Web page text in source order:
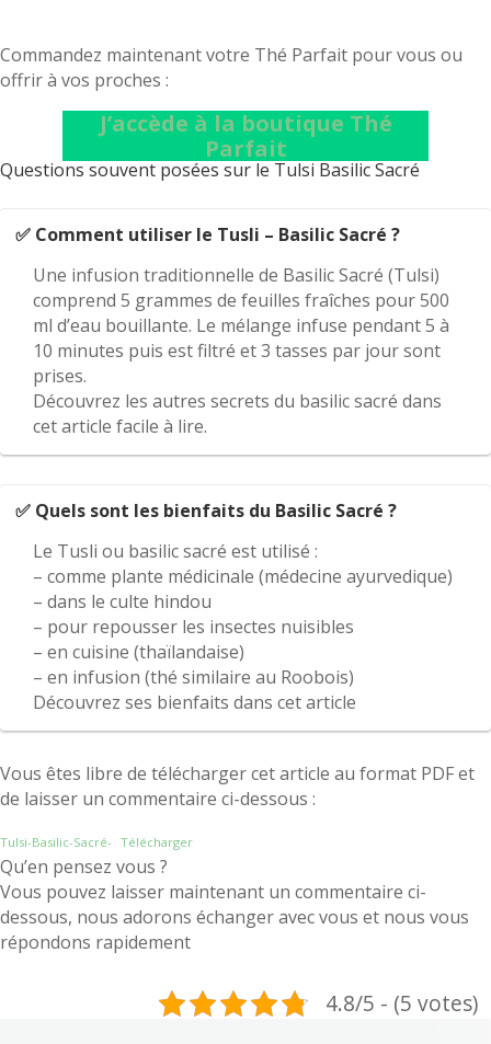
Commandez maintenant votre Thé Parfait pour vous ou
offrir à vos proches :
J’accède à la boutique Thé
Parfait
Questions souvent posées sur le Tulsi Basilic Sacré
✅ Comment utiliser le Tusli – Basilic Sacré ?
Une infusion traditionnelle de Basilic Sacré (Tulsi)
comprend 5 grammes de feuilles fraîches pour 500
ml d’eau bouillante. Le mélange infuse pendant 5 à
10 minutes puis est filtré et 3 tasses par jour sont
prises.
Découvrez les autres secrets du basilic sacré dans
cet article facile à lire.
✅ Quels sont les bienfaits du Basilic Sacré ?
Le Tusli ou basilic sacré est utilisé :
– comme plante médicinale (médecine ayurvedique)
– dans le culte hindou
– pour repousser les insectes nuisibles
– en cuisine (thaïlandaise)
– en infusion (thé similaire au Roobois)
Découvrez ses bienfaits dans cet article
Vous êtes libre de télécharger cet article au format PDF et
de laisser un commentaire ci-dessous :
Tulsi-Basilic-Sacré- Télécharger
Qu’en pensez vous ?
Vous pouvez laisser maintenant un commentaire ci-
dessous, nous adorons échanger avec vous et nous vous
répondons rapidement
4.8/5 - (5 votes)